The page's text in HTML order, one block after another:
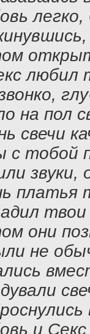
легко,
любил
на пол
свечи
с тобой
платья
твои
они
не
и Секс